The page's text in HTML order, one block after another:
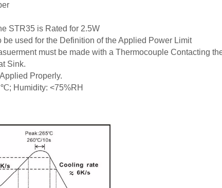
STR35 is Rated for 2.5W
used for the Definition of the Applied Power Limit
must be made with a Thermocouple Contacting
Sink.
Properly.
Humidity: <75%RH